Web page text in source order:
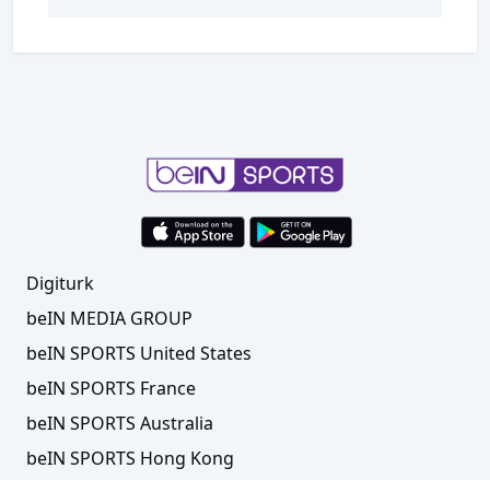
Digiturk
beIN MEDIA GROUP
beIN SPORTS United States
beIN SPORTS France
beIN SPORTS Australia
beIN SPORTS Hong Kong